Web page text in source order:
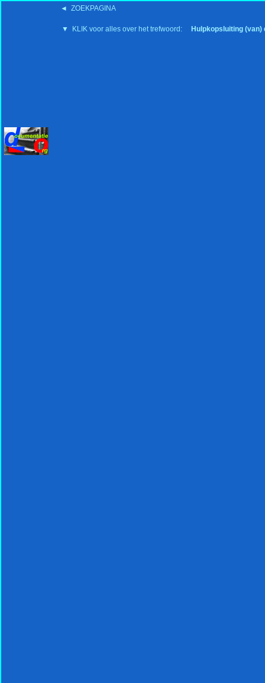
◄ ZOEKPAGINA
▼ KLIK voor alles over het trefwoord: Hulpkopsluiting (van)
'15:19 19-2-2008